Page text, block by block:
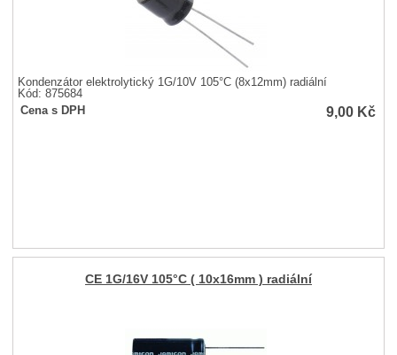
Kondenzátor elektrolytický 1G/10V 105°C (8x12mm) radiální
Kód: 875684
Cena s DPH
9,00 Kč
CE 1G/16V 105°C ( 10x16mm ) radiální